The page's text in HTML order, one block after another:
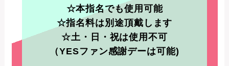
☆本指名でも使用可能
☆指名料は別途頂戴します
☆土・日・祝は使用不可
（YESファン感謝デーは可能)